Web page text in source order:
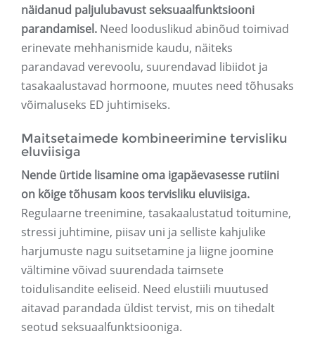
näidanud paljulubavust seksuaalfunktsiooni
parandamisel. Need looduslikud abinõud toimivad
erinevate mehhanismide kaudu, näiteks
parandavad verevoolu, suurendavad libiidot ja
tasakaalustavad hormoone, muutes need tõhusaks
võimaluseks ED juhtimiseks.
Maitsetaimede kombineerimine tervisliku
eluviisiga
Nende ürtide lisamine oma igapäevasesse rutiini
on kõige tõhusam koos tervisliku eluviisiga.
Regulaarne treenimine, tasakaalustatud toitumine,
stressi juhtimine, piisav uni ja selliste kahjulike
harjumuste nagu suitsetamine ja liigne joomine
vältimine võivad suurendada taimsete
toidulisandite eeliseid. Need elustiili muutused
aitavad parandada üldist tervist, mis on tihedalt
seotud seksuaalfunktsiooniga.